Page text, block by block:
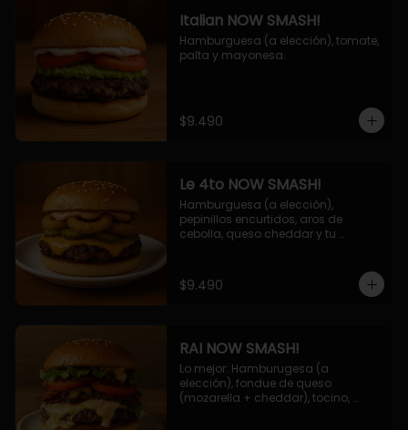
Italian NOW SMASH!
Hamburguesa (a elección), tomate,
palta y mayonesa.
$9.490
Le 4to NOW SMASH!
Hamburguesa (a elección),
pepinillos encurtidos, aros de
cebolla, queso cheddar y tu
$9.490
RAI NOW SMASH!
Lo mejor: Hamburugesa (a
elección), fondue de queso
(mozarella + cheddar), tocino,